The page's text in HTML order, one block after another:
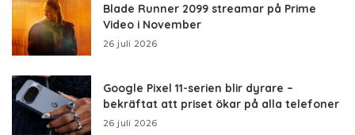
Blade Runner 2099 streamar på Prime
Video i November
26 juli 2026
Google Pixel 11-serien blir dyrare –
bekräftat att priset ökar på alla telefoner
26 juli 2026